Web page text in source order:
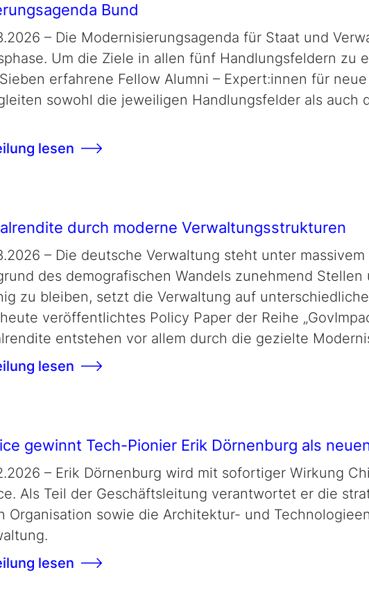
Bund
– Die Modernisierungsagenda für Staat und
Um die Ziele in allen fünf Handlungsfeldern zu
erfahrene Fellow Alumni – Expert:innen für
sowohl die jeweiligen Handlungsfelder als auch
lesen
durch moderne Verwaltungsstrukturen
– Die deutsche Verwaltung steht unter
des demografischen Wandels zunehmend
zu bleiben, setzt die Verwaltung auf
veröffentlichtes Policy Paper der Reihe „
entstehen vor allem durch die gezielte
lesen
gewinnt Tech-Pionier Erik Dörnenburg als
– Erik Dörnenburg wird mit sofortiger Wirkung
Als Teil der Geschäftsleitung verantwortet er die
Organisation sowie die Architektur- und
lesen